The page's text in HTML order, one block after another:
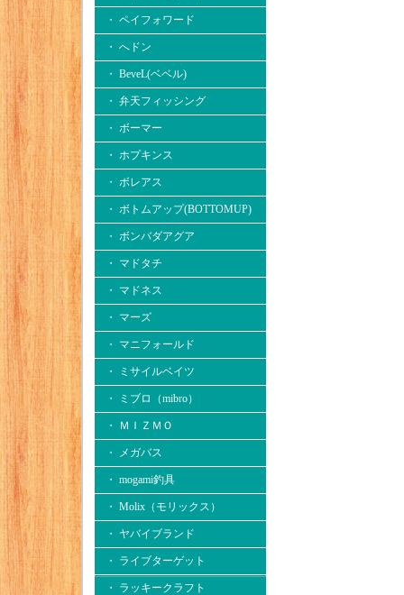
・ ペイフォワード
・ へドン
・ BeveL(ベベル)
・ 弁天フィッシング
・ ボーマー
・ ホプキンス
・ ボレアス
・ ボトムアップ(BOTTOMUP)
・ ボンバダアグア
・ マドタチ
・ マドネス
・ マーズ
・ マニフォールド
・ ミサイルベイツ
・ ミブロ（mibro）
・ ＭＩＺＭＯ
・ メガバス
・ mogami釣具
・ Molix（モリックス）
・ ヤバイブランド
・ ライブターゲット
・ ラッキークラフト